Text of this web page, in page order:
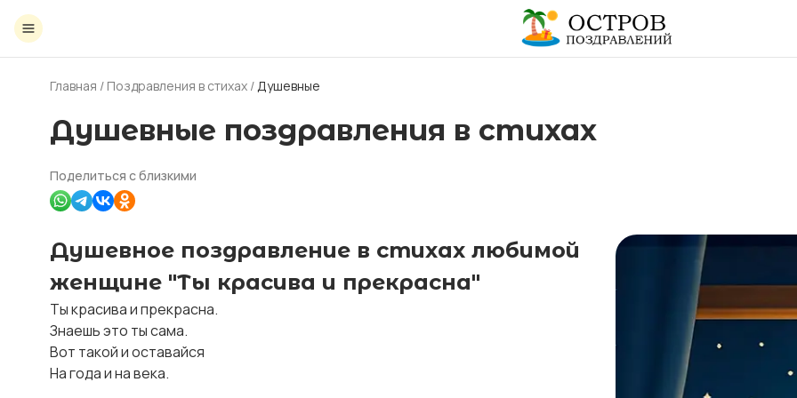
Главная / Поздравления в стихах /Душевные
Душевные поздравления в стихах
Поделиться с близкими
Душевное поздравление в стихах любимой
женщине "Ты красива и прекрасна"
Ты красива и прекрасна.
Знаешь это ты сама.
Вот такой и оставайся
На года и на века.